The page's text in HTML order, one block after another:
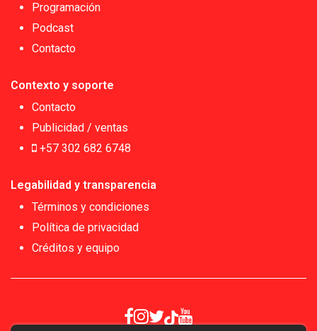
Programación
Podcast
Contacto
Contexto y soporte
Contacto
Publicidad / ventas
+57 302 682 6748
Legabilidad y transparencia
Términos y condiciones
Política de privacidad
Créditos y equipo